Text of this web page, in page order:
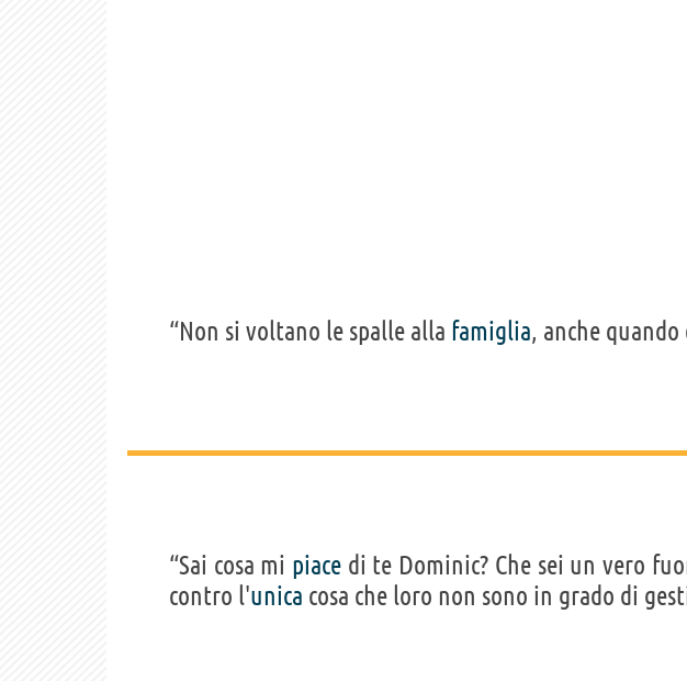
“Non si voltano le spalle alla famiglia, anche
“Sai cosa mi piace di te Dominic? Che sei un vero
contro l'unica cosa che loro non sono in grado di